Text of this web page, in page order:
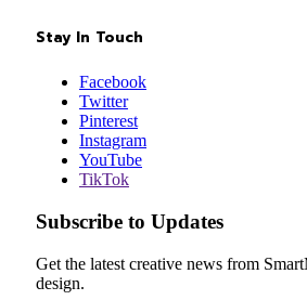
Stay In Touch
Facebook
Twitter
Pinterest
Instagram
YouTube
TikTok
Subscribe to Updates
Get the latest creative news from
design.